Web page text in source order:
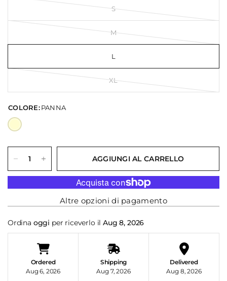
S
M
L
XL
COLORE:PANNA
AGGIUNGI AL CARRELLO
Altre opzioni di pagamento
Ordina oggi per riceverlo ilAug 8, 2026
Ordered
Aug 6, 2026
Shipping
Aug 7, 2026
Delivered
Aug 8, 2026